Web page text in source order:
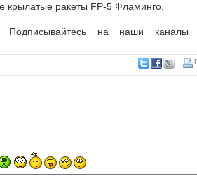
крылатые ракеты FP-5 Фламинго.
на наши каналы